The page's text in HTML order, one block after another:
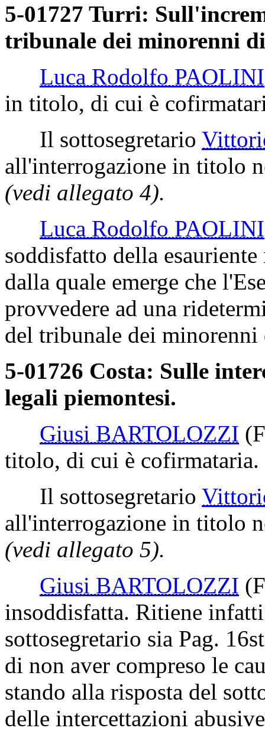
5-01727 Turri:
tribunale dei minorenni
Luca Rodolfo PAOLINI
in titolo, di cui è
Il sottosegretario
all'interrogazione in titolo
(vedi allegato 4).
Luca Rodolfo PAOLINI
soddisfatto della
dalla quale emerge che
provvedere ad una
del tribunale dei minorenni
5-01726 Costa: Sulle
legali piemontesi.
Giusi BARTOLOZZI
titolo, di cui è cofirmataria.
Il sottosegretario
all'interrogazione in titolo
(vedi allegato 5).
Giusi BARTOLOZZI
insoddisfatta. Ritiene
sottosegretario sia Pag. 16
di non aver compreso le
stando alla risposta del
delle intercettazioni